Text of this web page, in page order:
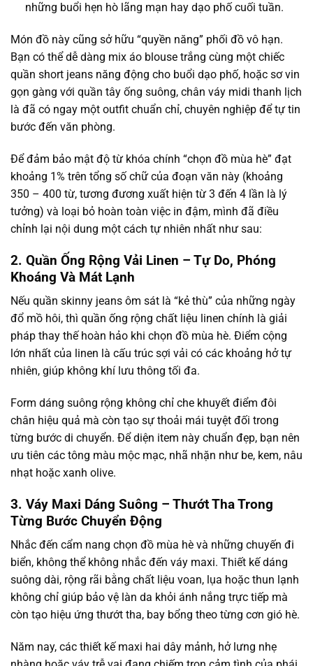
những buổi hẹn hò lãng mạn hay dạo phố cuối tuần.
Món đồ này cũng sở hữu “quyền năng” phối đồ vô hạn.
Bạn có thể dễ dàng mix áo blouse trắng cùng một chiếc
quần short jeans năng động cho buổi dạo phố, hoặc sơ vin
gọn gàng với quần tây ống suông, chân váy midi thanh lịch
là đã có ngay một outfit chuẩn chỉ, chuyên nghiệp để tự tin
bước đến văn phòng.
Để đảm bảo mật độ từ khóa chính “chọn đồ mùa hè” đạt
khoảng 1% trên tổng số chữ của đoạn văn này (khoảng
350 – 400 từ, tương đương xuất hiện từ 3 đến 4 lần là lý
tưởng) và loại bỏ hoàn toàn việc in đậm, mình đã điều
chỉnh lại nội dung một cách tự nhiên nhất như sau:
2. Quần Ống Rộng Vải Linen – Tự Do, Phóng
Khoáng Và Mát Lạnh
Nếu quần skinny jeans ôm sát là “kẻ thù” của những ngày
đổ mồ hôi, thì quần ống rộng chất liệu linen chính là giải
pháp thay thế hoàn hảo khi chọn đồ mùa hè. Điểm cộng
lớn nhất của linen là cấu trúc sợi vải có các khoảng hở tự
nhiên, giúp không khí lưu thông tối đa.
Form dáng suông rộng không chỉ che khuyết điểm đôi
chân hiệu quả mà còn tạo sự thoải mái tuyệt đối trong
từng bước di chuyển. Để diện item này chuẩn đẹp, bạn nên
ưu tiên các tông màu mộc mạc, nhã nhặn như be, kem, nâu
nhạt hoặc xanh olive.
3. Váy Maxi Dáng Suông – Thướt Tha Trong
Từng Bước Chuyển Động
Nhắc đến cẩm nang chọn đồ mùa hè và những chuyến đi
biển, không thể không nhắc đến váy maxi. Thiết kế dáng
suông dài, rộng rãi bằng chất liệu voan, lụa hoặc thun lạnh
không chỉ giúp bảo vệ làn da khỏi ánh nắng trực tiếp mà
còn tạo hiệu ứng thướt tha, bay bổng theo từng cơn gió hè.
Năm nay, các thiết kế maxi hai dây mảnh, hở lưng nhẹ